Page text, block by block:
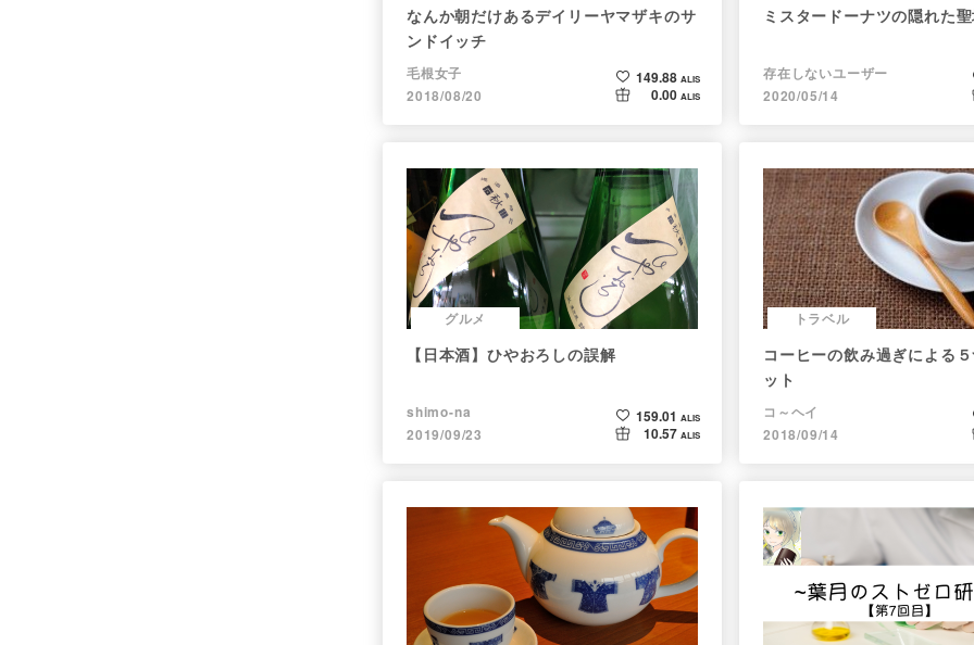
なんか朝だけあるデイリーヤマザキのサ
ンドイッチ
毛根女子
2018/08/20
149.88 ALIS
0.00 ALIS
ミスタードーナツの隠れた聖
存在しないユーザー
2020/05/14
グルメ
【日本酒】ひやおろしの誤解
shimo-na
2019/09/23
159.01 ALIS
10.57 ALIS
トラベル
コーヒーの飲み過ぎによる
ット
コ～ヘイ
2018/09/14